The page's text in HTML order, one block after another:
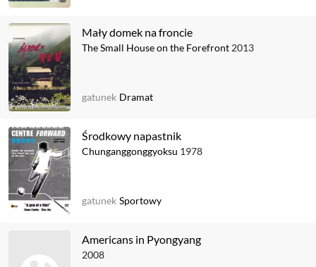
Mały domek na froncie
The Small House on the Forefront 2013
gatunek Dramat
Środkowy napastnik
Chunganggonggyoksu 1978
gatunek Sportowy
Americans in Pyongyang
2008